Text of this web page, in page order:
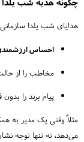
هدایای شب یلدا
احساس
مخاطب را از
پیام برند را
مثلاً وقتی یک مدیر به
می‌دهد، نه تنها توجه